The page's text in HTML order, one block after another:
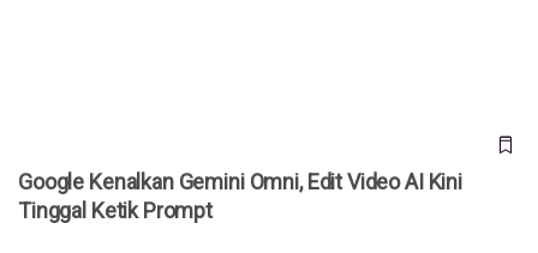
Google Kenalkan Gemini Omni, Edit Video AI Kini
Tinggal Ketik Prompt